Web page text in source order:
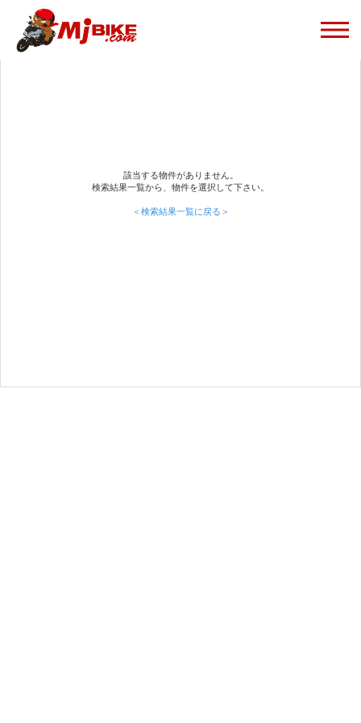
該当する物件がありません。
検索結果一覧から、物件を選択して下さい。
＜検索結果一覧に戻る＞